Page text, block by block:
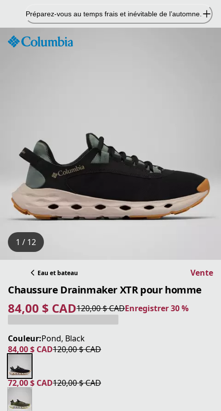
contenu
Préparez-vous au temps frais et inévitable de l’automne.
1 / 12
Eau et bateau Vente
Chaussure Drainmaker XTR pour homme
84,00 $ CAD
prix actuel 84,00 $ CAD120,00 $ CAD
prix original 120,00 $ CAD Enregistrer 30 %
Enregistrer 30 %
Couleur:Pond, Black
84,00 $ CAD
prix actuel 84,00 $ CAD
120,00 $ CAD
prix original 120,00 $ CAD
72,00 $ CAD
prix actuel 72,00 $ CAD
120,00 $ CAD
prix original 120,00 $ CAD